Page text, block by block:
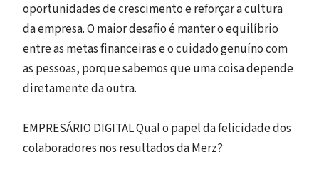
oportunidades de crescimento e reforçar a cultura
da empresa. O maior desafio é manter o equilíbrio
entre as metas financeiras e o cuidado genuíno com
as pessoas, porque sabemos que uma coisa depende
diretamente da outra.
EMPRESÁRIO DIGITAL Qual o papel da felicidade dos
colaboradores nos resultados da Merz?